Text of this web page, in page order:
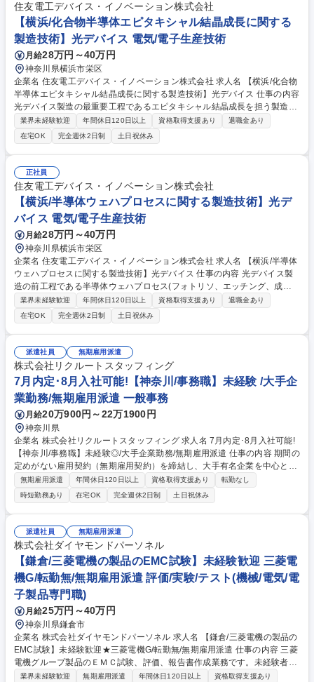
住友電工デバイス・イノベーション株式会社
【横浜/化合物半導体エピタキシャル結晶成長に関する
製造技術】光デバイス 電気/電子生産技術
月給28万円～40万円
神奈川県横浜市栄区
企業名 住友電工デバイス・イノベーション株式会社 求人名 【横浜/化合物
半導体エピタキシャル結晶成長に関する製造技術】光デバイス 仕事の内容
光デバイス製造の最重要工程であるエピタキシャル結晶成長を担う製造技
術エンジニア。MOCVD等を用いた化合物半導体の結晶成長プロセスにつ
いて、量産立ち上げから歩留まり安定化、不具合対策まで。 ・MOCVD等
によるエピタキシャル結晶成長プロセスの製造技術開発 ・量産立ち上げ、
歩留まり安定化、不具合対策 ・製造装置の改善・新規導入対応（洗浄装
置、CVD装置等） ・原料・材料変動への対応、サプライヤとの技術的折
衝 ・各工程(前工程、後工程)との連携による課題解決 ・新製品の量産プロ
セス確立 募集職種 【横浜/化合物半導体エピタキシャル結晶成長に関する
製造技術】光デバイス
業界未経験歓迎 年間休日120日以上 資格取得支援あり
退職金あり
在宅OK
完全週休2日制 土日祝休み
正社員
住友電工デバイス・イノベーション株式会社
【横浜/半導体ウェハプロセスに関する製造技術】光デ
バイス 電気/電子生産技術
月給28万円～40万円
神奈川県横浜市栄区
企業名 住友電工デバイス・イノベーション株式会社 求人名 【横浜/半導体
ウェハプロセスに関する製造技術】光デバイス 仕事の内容 光デバイス製
造の前工程である半導体ウェハプロセス(フォトリソ、エッチング、成膜
等)を担う製造技術エンジニア。化合物半導体ウェハに対する各種プロセ
ス技術の製造現場における技術リーダー。 ・半導体ウェハプロセス（フォ
トリソ、エッチング、成膜、CMP等）の製造技術開発 ・量産立ち上げ、
歩留まり改善、不具合対策 ・製造装置の改善・新規導入対応 ・プロセス
開発部との連携による課題解決 ・新製品のプロセス確立 募集職種 【横浜/
半導体ウェハプロセスに関する製造技術】光デバイス
業界未経験歓迎 年間休日120日以上 資格取得支援あり
退職金あり
在宅OK
完全週休2日制 土日祝休み
派遣社員 無期雇用派遣
株式会社リクルートスタッフィング
7月内定･8月入社可能!【神奈川/事務職】未経験 /大手企
業勤務/無期雇用派遣 一般事務
月給20万900円～22万1900円
神奈川県
企業名 株式会社リクルートスタッフィング 求人名 7月内定･8月入社可能!
【神奈川/事務職】未経験◎/大手企業勤務/無期雇用派遣 仕事の内容 期間の
定めがない雇用契約（無期雇用契約）を締結し、大手有名企業を中心とし
た取引先で働く「事務職」です。コールセンター業務はございません◎ 入
社前にオンライン研修があるため未経験でもご安心ください！ 【魅力】■
就業先：総合商社や大手メーカー、金融機関など、大手有名企業がメイ
ン。駅から近いオフィス街で働けます！入社後も育てる気持ちで受け入れ
てくださるため、安心して長期的に就業できる環境です。（実際に1社で
の平均勤続年数は2年以上。直接雇用になる方も年々増えています！） ■
働きやすさ：残業は少なめ。帰りにお買い物をしたり、舞台を見に行った
りなど、プライベートも充実させている方が多いです！ 募集職種 7月内
定･8月入社可能!【神奈川/事務職】未経験◎/大手企業勤務/無期雇用派遣
無期雇用派遣 年間休日120日以上 資格取得支援あり
転勤なし
時短勤務あり
在宅OK 完全週休2日制 土日祝休み
派遣社員 無期雇用派遣
株式会社ダイヤモンドパーソネル
【鎌倉/三菱電機の製品のEMC試験】未経験歓迎 三菱電
機G/転勤無/無期雇用派遣 評価/実験/テスト(機械/電気/電
子製品専門職)
月給25万円～40万円
神奈川県鎌倉市
企業名 株式会社ダイヤモンドパーソネル 求人名 【鎌倉/三菱電機の製品の
EMC試験】未経験歓迎★三菱電機G/転勤無/無期雇用派遣 仕事の内容 三菱
電機グループ製品のＥＭＣ試験、評価、報告書作成業務です。未経験者が
多く教育体制も整っているため安心して始められます。依頼主との日程・
業界未経験歓迎 無期雇用派遣 年間休日120日以上
資格取得支援あり